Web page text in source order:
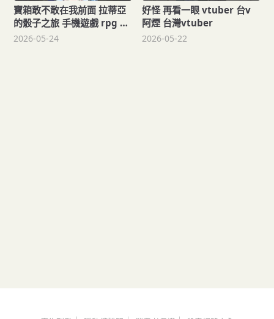
寶箱敢不敢在我前面 拉蒂亞
的骰子之旅 手機遊戲 rpg 手
遊
2026-05-24
好怪 再看一眼 vtuber 台v
阿煙 台灣vtuber
2026-05-22